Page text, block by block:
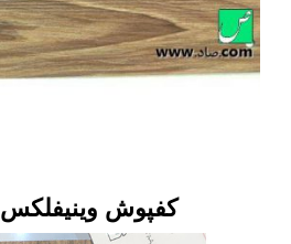
کفپوش وینیفلکس CL2003